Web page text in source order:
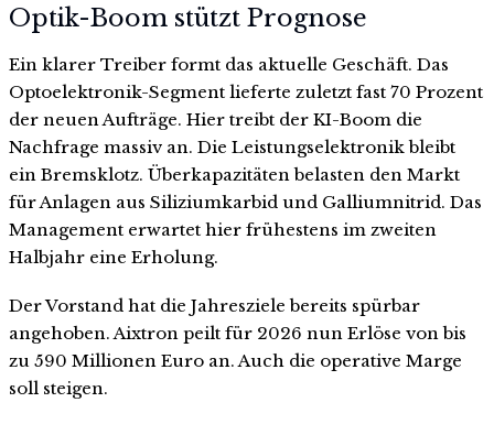
Optik-Boom stützt Prognose
Ein klarer Treiber formt das aktuelle Geschäft. Das
Optoelektronik-Segment lieferte zuletzt fast 70 Prozent
der neuen Aufträge. Hier treibt der KI-Boom die
Nachfrage massiv an. Die Leistungselektronik bleibt
ein Bremsklotz. Überkapazitäten belasten den Markt
für Anlagen aus Siliziumkarbid und Galliumnitrid. Das
Management erwartet hier frühestens im zweiten
Halbjahr eine Erholung.
Der Vorstand hat die Jahresziele bereits spürbar
angehoben. Aixtron peilt für 2026 nun Erlöse von bis
zu 590 Millionen Euro an. Auch die operative Marge
soll steigen.